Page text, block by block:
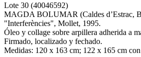
Lote 30 (40046592)
MAGDA BOLUMAR (Caldes d’Estrac,
"Interferències", Mollet, 1995.
Óleo y collage sobre arpillera adherida a
Firmado, localizado y fechado.
Medidas: 120 x 163 cm; 122 x 165 cm